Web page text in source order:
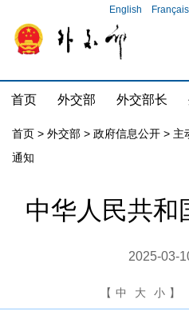
English Français
首页 外交部 外交部长
首页 > 外交部 > 政府信息公开 > 主
通知
中华人民共和
2025-03-
【 中 大 小 】